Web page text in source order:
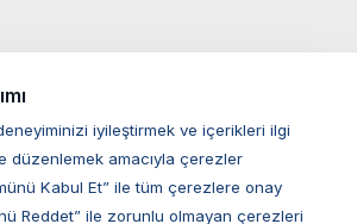
iyileştirmek ve içerikleri ilgi
düzenlemek amacıyla çerezler
Kabul Et” ile tüm çerezlere onay
Reddet” ile zorunlu olmayan çerezleri